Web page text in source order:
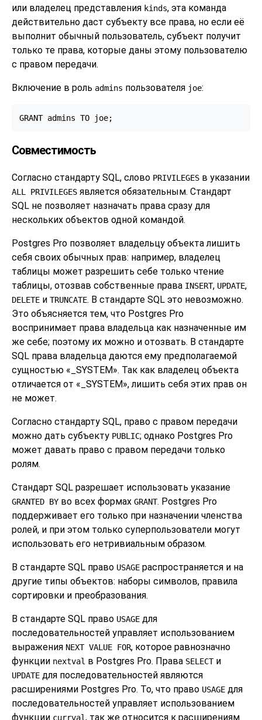
или владелец представления kinds, эта команда
действительно даст субъекту все права, но если её
выполнит обычный пользователь, субъект получит
только те права, которые даны этому пользователю
с правом передачи.
Включение в роль admins пользователя joe:
GRANT admins TO joe;
Совместимость
Согласно стандарту SQL, слово PRIVILEGES в указании
ALL PRIVILEGES является обязательным. Стандарт
SQL не позволяет назначать права сразу для
нескольких объектов одной командой.
Postgres Pro позволяет владельцу объекта лишить
себя своих обычных прав: например, владелец
таблицы может разрешить себе только чтение
таблицы, отозвав собственные права INSERT, UPDATE,
DELETE и TRUNCATE. В стандарте SQL это невозможно.
Это объясняется тем, что Postgres Pro
воспринимает права владельца как назначенные им
же себе; поэтому их можно и отозвать. В стандарте
SQL права владельца даются ему предполагаемой
сущностью « _SYSTEM». Так как владелец объекта
отличается от « _SYSTEM», лишить себя этих прав он
не может.
Согласно стандарту SQL, право с правом передачи
можно дать субъекту PUBLIC; однако Postgres Pro
может давать право с правом передачи только
ролям.
Стандарт SQL разрешает использовать указание
GRANTED BY во всех формах GRANT. Postgres Pro
поддерживает его только при назначении членства
ролей, и при этом только суперпользователи могут
использовать его нетривиальным образом.
В стандарте SQL право USAGE распространяется и на
другие типы объектов: наборы символов, правила
сортировки и преобразования.
В стандарте SQL право USAGE для
последовательностей управляет использованием
выражения NEXT VALUE FOR, которое равнозначно
функции nextval в Postgres Pro. Права SELECTи
UPDATE для последовательностей являются
расширениями Postgres Pro. То, что право USAGE для
последовательностей управляет использованием
функции currval, так же относится к расширениям